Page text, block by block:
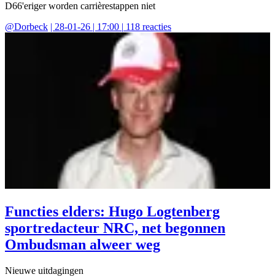
D66'eriger worden carrièrestappen niet
@Dorbeck | 28-01-26 | 17:00 | 118 reacties
Functies elders: Hugo Logtenberg
sportredacteur NRC, net begonnen
Ombudsman alweer weg
Nieuwe uitdagingen